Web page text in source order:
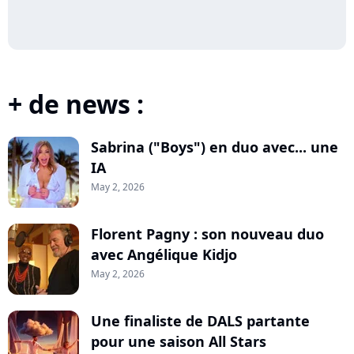
+ de news :
Sabrina ("Boys") en duo avec... une
IA
May 2, 2026
Florent Pagny : son nouveau duo
avec Angélique Kidjo
May 2, 2026
Une finaliste de DALS partante
pour une saison All Stars